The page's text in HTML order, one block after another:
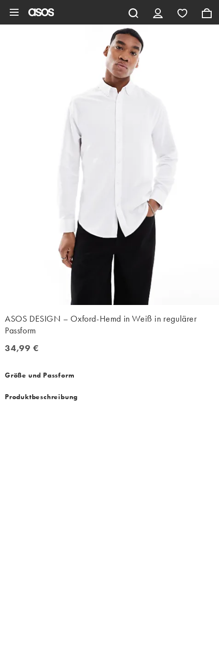
ASOS DESIGN – Oxford-Hemd in Weiß in regulärer
Passform
34,99 €
34,99 €
Größe und Passform
Produktbeschreibung